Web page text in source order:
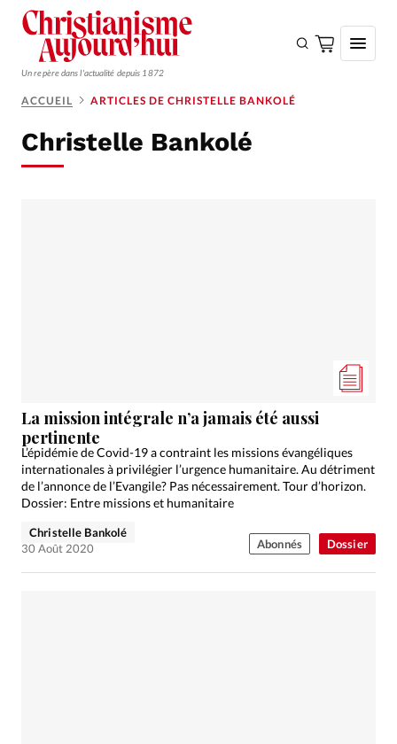
Un repère dans l'actualité depuis 1872
Monde
Devise:CHF
RUBRIQUES
Tous les articles
Actualité chrétienne
Actualité internationale
Chronique
Dossier
Eglises Génération réveil
Monde
ACCUEIL ARTICLES DE CHRISTELLE BANKOLÉ
Christelle Bankolé
Dossier
La mission intégrale n’a jamais été aussi
pertinente
L’épidémie de Covid-19 a contraint les missions évangéliques
internationales à privilégier l’urgence humanitaire. Au détriment
de l’annonce de l’Evangile? Pas nécessairement. Tour d’horizon.
Dossier: Entre missions et humanitaire
Christelle Bankolé
30 Août 2020
Abonnés